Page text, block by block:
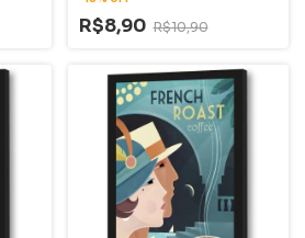
R$8,90 R$10,90